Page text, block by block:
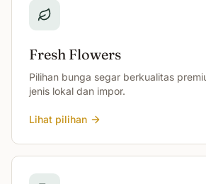
Fresh Flowers
Pilihan bunga segar berkualitas
jenis lokal dan impor.
Lihat pilihan